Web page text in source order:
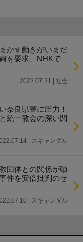
かす動きがいまだ
を要求、NHKで
2022.07.21 | 社会
奈良県警に圧力！
統一教会の深い関
| スキャンダル
団体との関係が動
件を安倍批判のせ
| スキャンダル